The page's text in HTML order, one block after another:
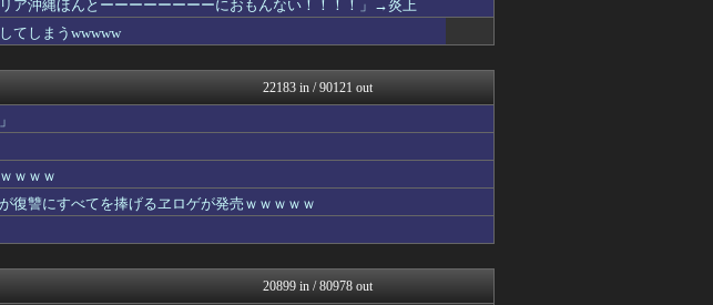
ようとする
ゴールデンタイムズ
りません」と容疑を...
❤
なんJミュージアム
ブしててムカつ...
スコールちゃんねる｜２ちゃ...
トレンドの通り道
ナントに理解を示して…...
られた。「持ち込み禁止...
修羅場ライフ速報
女子アナお宝画像速報－5c...
ｗｗｗ
る」と私見 「いくら税...
watch＠２ちゃんねる
Zチャンネル＠VIP
ア沖縄ほんとーーーーーーーーにおもんない！！！！」→炎上
てしまうwwwww
22183 in / 90121 out
ｗｗｗ
復讐にすべてを捧げるヱロゲが発売ｗｗｗｗｗ
20899 in / 80978 out